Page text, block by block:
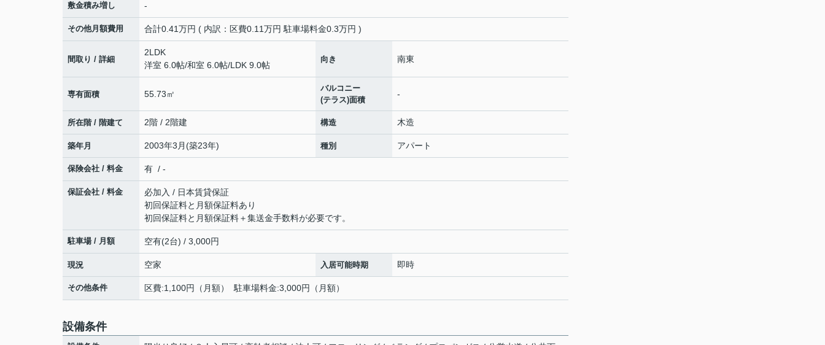
敷金積み増し -
その他月額費用 合計0.41万円 ( 内訳：区費0.11万円 駐車場料金0.3万円 )
間取り / 詳細
2LDK
洋室 6.0帖/和室 6.0帖/LDK 9.0帖
向き 南東
専有面積 55.73㎡
バルコニー
(テラス)面積
-
所在階 / 階建て 2階 / 2階建 構造 木造
築年月 2003年3月(築23年) 種別 アパート
保険会社 / 料金 有 / -
保証会社 / 料金
必加入 / 日本賃貸保証
初回保証料と月額保証料あり
初回保証料と月額保証料＋集送金手数料が必要です。
駐車場 / 月額 空有(2台) / 3,000円
現況 空家 入居可能時期 即時
その他条件 区費:1,100円（月額） 駐車場料金:3,000円（月額）
設備条件